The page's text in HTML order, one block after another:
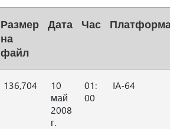
Размер
на
файл
Дата Час
136,704
10
май
2008
г.
01:
00
IA-64